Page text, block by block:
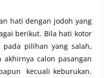
hati dengan jodoh yang
berikut. Bila hati kotor
pilihan yang salah,
calon pasangan
kecuali keburukan.